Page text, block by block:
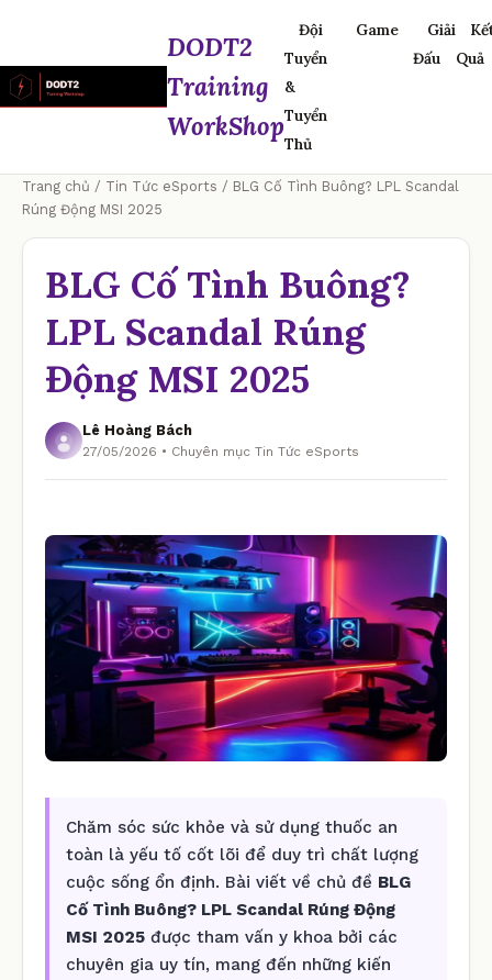
DODT2
Training
WorkShop
Đội
Tuyển
&
Tuyển
Thủ
Game
Giải
Đấu
Quả
Trang chủ / Tin Tức eSports / BLG Cố Tình Buông? LPL Scandal
Rúng Động MSI 2025
BLG Cố Tình Buông?
LPL Scandal Rúng
Động MSI 2025
Lê Hoàng Bách
27/05/2026 • Chuyên mục Tin Tức eSports
Chăm sóc sức khỏe và sử dụng thuốc an
toàn là yếu tố cốt lõi để duy trì chất lượng
cuộc sống ổn định. Bài viết về chủ đề BLG
Cố Tình Buông? LPL Scandal Rúng Động
MSI 2025 được tham vấn y khoa bởi các
chuyên gia uy tín, mang đến những kiến